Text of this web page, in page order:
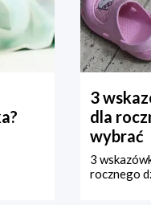
3
dla
wybrać
3
rocznego